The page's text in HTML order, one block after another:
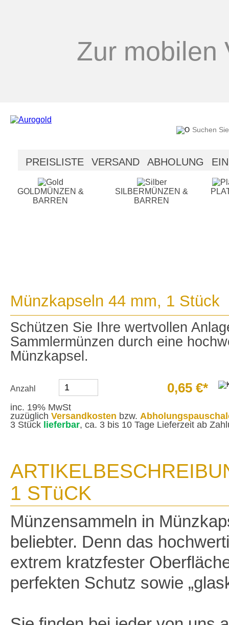
Zur mobilen
PREISLISTE VERSAND ABHOLUNG
GOLDMÜNZEN &
BARREN
SILBERMÜNZEN &
BARREN
Münzkapseln 44 mm, 1 Stück
Schützen Sie Ihre wertvollen
Sammlermünzen durch eine
Münzkapsel.
Anzahl 0,65 €*
inc. 19% MwSt
zuzüglich Versandkosten bzw.
3 Stück lieferbar, ca. 3 bis 10 Tage Lieferzeit ab
1 STüCK
Münzensammeln in
beliebter. Denn das
extrem kratzfester
perfekten Schutz sowie